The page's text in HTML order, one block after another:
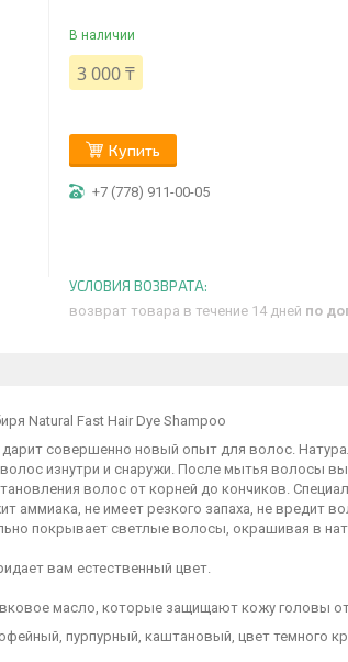
В наличии
3 000 ₸
Купить
+7 (778) 911-00-05
возврат товара в течение 14 дней по
Natural Fast Hair Dye Shampoo
совершенно новый опыт для волос.
изнутри и снаружи. После мытья волосы
волос от корней до кончиков.
аммиака, не имеет резкого запаха, не вредит
покрывает светлые волосы, окрашивая в
вам естественный цвет.
масло, которые защищают кожу головы от
пурпурный, каштановый, цвет темного